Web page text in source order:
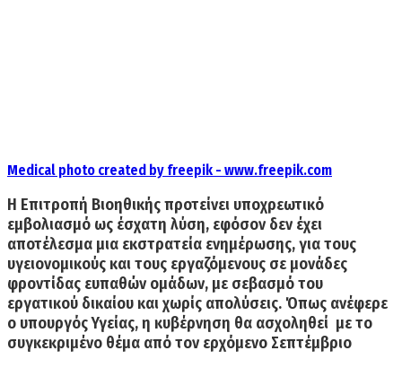
Medical photo created by freepik - www.freepik.com
Η Επιτροπή Βιοηθικής προτείνει υποχρεωτικό
εμβολιασμό ως έσχατη λύση, εφόσον δεν έχει
αποτέλεσμα μια εκστρατεία ενημέρωσης, για τους
υγειονομικούςκαι τους εργαζόμενους σε μονάδες
φροντίδας ευπαθών ομάδων, με σεβασμό του
εργατικού δικαίου και χωρίς απολύσεις. Όπως ανέφερε
ο υπουργός Υγείας, η κυβέρνηση θα ασχοληθεί με το
συγκεκριμένο θέμα από τον ερχόμενο Σεπτέμβριο